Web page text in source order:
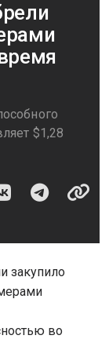
$1,28
закупило
во